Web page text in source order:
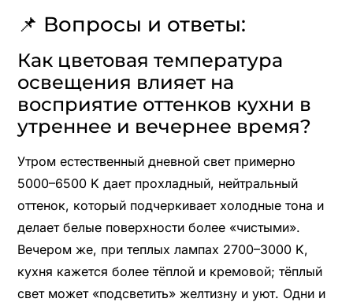
📌 Вопросы и ответы:
Как цветовая температура
освещения влияет на
восприятие оттенков кухни в
утреннее и вечернее время?
Утром естественный дневной свет примерно
5000–6500 K дает прохладный, нейтральный
оттенок, который подчеркивает холодные тона и
делает белые поверхности более «чистыми».
Вечером же, при теплых лампах 2700–3000 K,
кухня кажется более тёплой и кремовой; тёплый
свет может «подсветить» желтизну и уют. Одни и